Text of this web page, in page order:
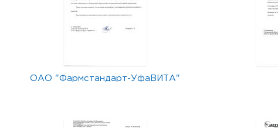
ОАО "Фармстандарт-УфаВИТА"